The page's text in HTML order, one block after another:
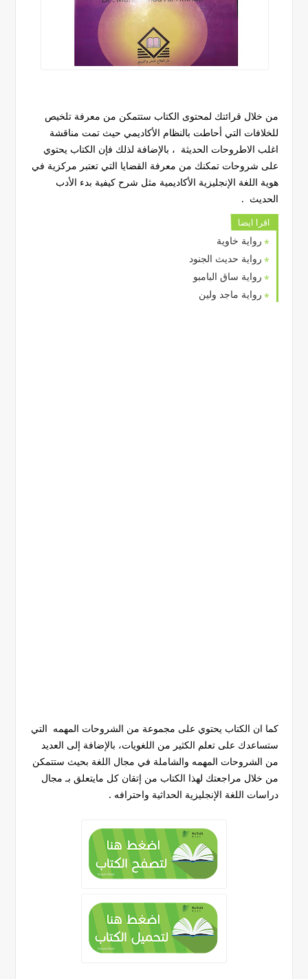
من خلال قرائتك لمحتوى الكتاب ستتمكن من معرفة تلخيص
للخلافات التي أحاطت بالنظام الأكاديمي حيث تمت مناقشة
اغلب الاطروحات الحديثة ، بالإضافة لذلك فإن الكتاب يحتوي
على شروحات تمكنك من معرفة القضايا التي تعتبر مركزية في
هوية اللغة الإنجليزية الأكاديمية مثل شرح كيفية بدء الأدب
الحديث .
اقرا ايضا
رواية خاوية
رواية حديث الجنود
رواية ساق البامبو
رواية ماجد ولين
كما ان الكتاب يحتوي على مجموعة من الشروحات المهمه التي
ستساعدك على تعلم الكثير من اللغويات، بالإضافة إلى العديد
من الشروحات المهمه والشاملة في مجال اللغة بحيث ستتمكن
من خلال مراجعتك لهذا الكتاب من إتقان كل مايتعلق بـ مجال
دراسات اللغة الإنجليزية الحداثية واحترافه .